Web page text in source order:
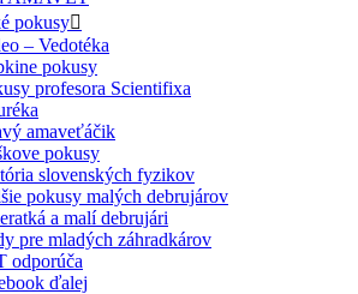
pokusy
– Vedotéka
pokusy
profesora Scientifixa
amaveťáčik
pokusy
slovenských fyzikov
pokusy malých debrujárov
a malí debrujári
pre mladých záhradkárov
odporúča
ďalej